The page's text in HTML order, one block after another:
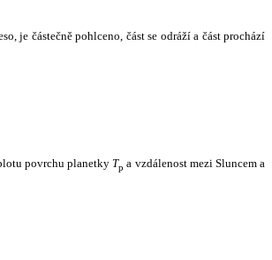
je částečně pohlceno, část se odráží a část prochází
povrchu planetky Tp a vzdálenost mezi Sluncem a